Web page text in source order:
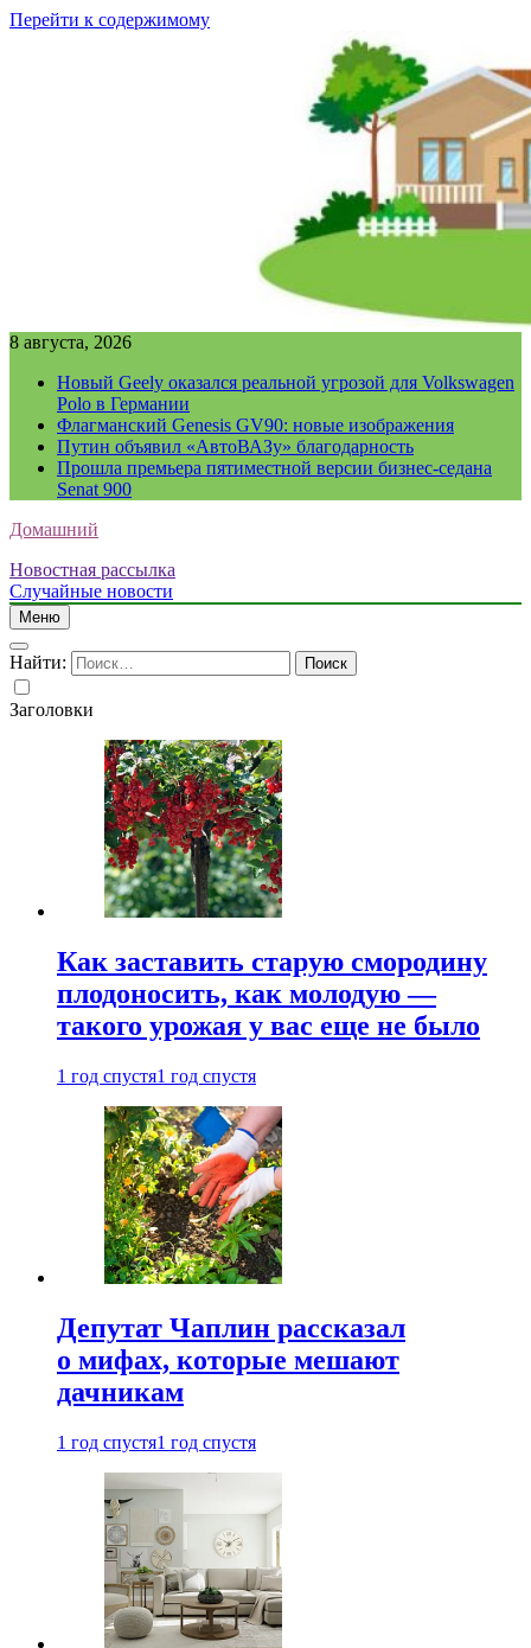
Перейти к содержимому
8 августа, 2026
Новый Geely оказался реальной угрозой для Volkswagen
Polo в Германии
Флагманский Genesis GV90: новые изображения
Путин объявил «АвтоВАЗу» благодарность
Прошла премьера пятиместной версии бизнес-седана
Senat 900
Домашний
Новостная рассылка
Случайные новости
Меню
Найти:
Заголовки
Как заставить старую смородину
плодоносить, как молодую —
такого урожая у вас еще не было
1 год спустя1 год спустя
Депутат Чаплин рассказал
о мифах, которые мешают
дачникам
1 год спустя1 год спустя